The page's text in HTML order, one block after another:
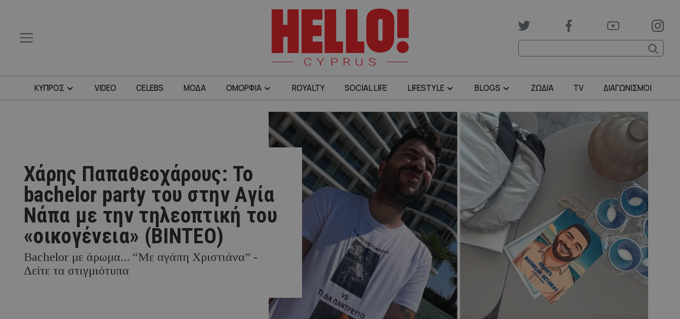
ΚΥΠΡΟΣ VIDEO CELEBS ΜΟΔΑ ΟΜΟΡΦΙΑ ROYALTY SOCIAL LIFE LIFESTYLE BLOGS ΖΩΔΙΑ TV ΔΙΑΓΩΝΙΣΜΟΙ
Χάρης Παπαθεοχάρους: Το
bachelor party του στην Αγία
Νάπα με την τηλεοπτική του
«οικογένεια» (ΒΙΝΤΕΟ)
Bachelor με άρωμα... “Με αγάπη Χριστιάνα” -
Δείτε τα στιγμιότυπα